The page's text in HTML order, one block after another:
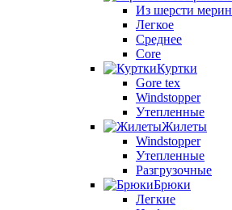
Из шерсти
Легкое
Среднее
Core
Куртки
Gore tex
Windstopper
Утепленные
Жилеты
Windstopper
Утепленные
Разгрузочные
Брюки
Легкие